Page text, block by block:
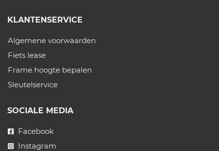
KLANTENSERVICE
Algemene voorwaarden
Fiets lease
Frame hoogte bepalen
Sleutelservice
SOCIALE MEDIA
Facebook
Instagram